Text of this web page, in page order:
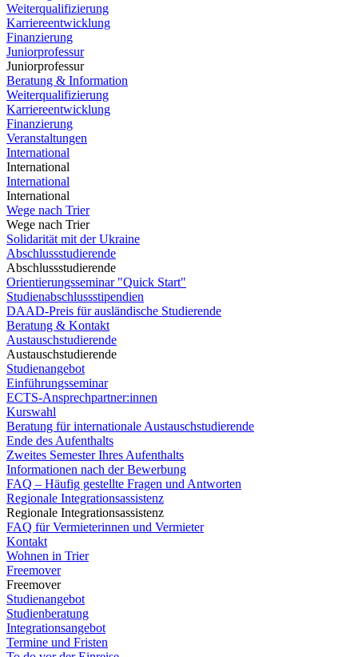
Weiterqualifizierung
Karriereentwicklung
Finanzierung
Juniorprofessur
Juniorprofessur
Beratung & Information
Weiterqualifizierung
Karriereentwicklung
Finanzierung
Veranstaltungen
International
International
International
International
Wege nach Trier
Wege nach Trier
Solidarität mit der Ukraine
Abschlussstudierende
Abschlussstudierende
Orientierungsseminar "Quick Start"
Studienabschlussstipendien
DAAD-Preis für ausländische Studierende
Beratung & Kontakt
Austauschstudierende
Austauschstudierende
Studienangebot
Einführungsseminar
ECTS-Ansprechpartner:innen
Kurswahl
Beratung für internationale Austauschstudierende
Ende des Aufenthalts
Zweites Semester Ihres Aufenthalts
Informationen nach der Bewerbung
FAQ – Häufig gestellte Fragen und Antworten
Regionale Integrationsassistenz
Regionale Integrationsassistenz
FAQ für Vermieterinnen und Vermieter
Kontakt
Wohnen in Trier
Freemover
Freemover
Studienangebot
Studienberatung
Integrationsangebot
Termine und Fristen